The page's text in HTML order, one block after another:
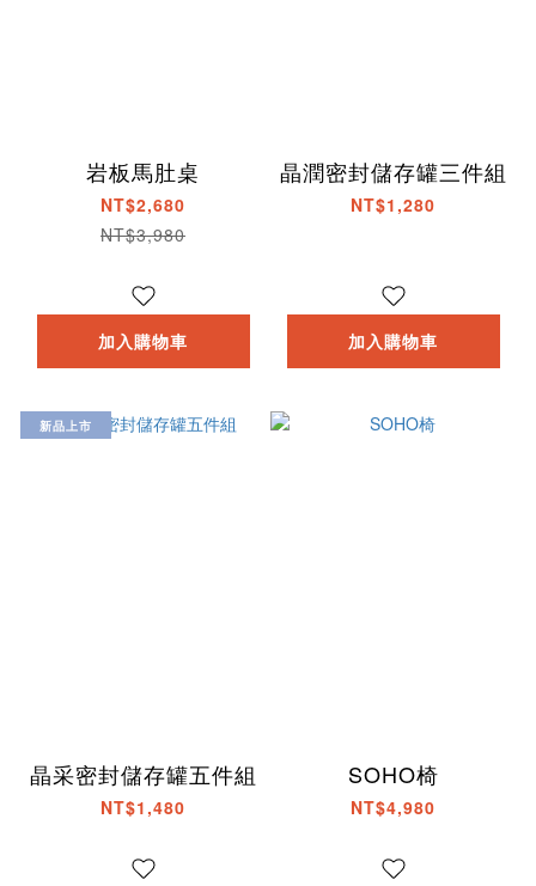
岩板馬肚桌
NT$2,680
NT$3,980
加入購物車
晶潤密封儲存罐三件組
NT$1,280
加入購物車
新品上市
晶采密封儲存罐五件組
NT$1,480
SOHO椅
NT$4,980